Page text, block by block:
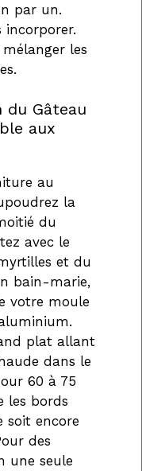
par un.
incorporer.
les
du Gâteau
aux
au
la
du
avec le
et du
bain-marie,
votre moule
plat allant
dans le
60 à 75
les bords
soit encore
des
une seule